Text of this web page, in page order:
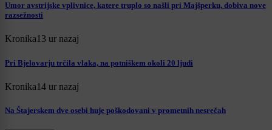
Umor avstrijske vplivnice, katere truplo so našli pri Majšperku, dobiva nove
razsežnosti
Kronika13 ur nazaj
Pri Bjelovarju trčila vlaka, na potniškem okoli 20 ljudi
Kronika14 ur nazaj
Na Štajerskem dve osebi huje poškodovani v prometnih nesrečah